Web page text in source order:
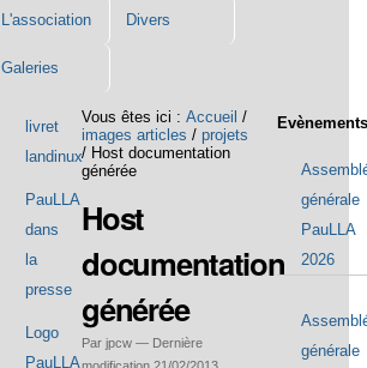
L'association Divers
Galeries
Vous êtes ici : Accueil /
images articles /projets
/ Host documentation
générée
Host
documentation
générée
Par jpcw — Dernière
livret
landinux
PauLLA
dans
la
presse
Logo
PauLLA
Evènements
générale
PauLLA
2026
générale